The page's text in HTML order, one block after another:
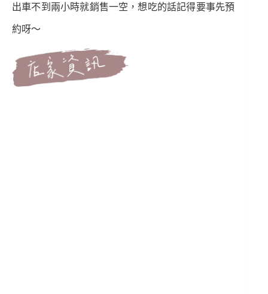
出車不到兩小時就銷售一空，想吃的話記得要事先預
約呀～